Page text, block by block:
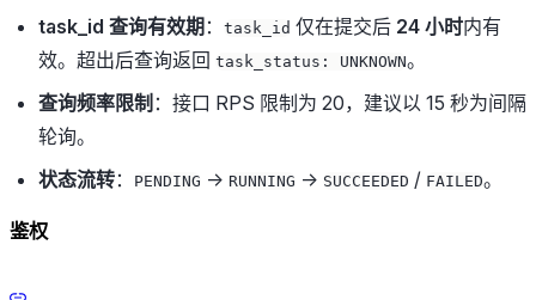
task_id 查询有效期 ： task_id 仅在提交后 24 小时内有
效。超出后查询返回 task_status: UNKNOWN。
查询频率限制 ：接口 RPS 限制为 20，建议以 15 秒为间隔
轮询。
状态流转： PENDING → RUNNING → SUCCEEDED / FAILED。
鉴权